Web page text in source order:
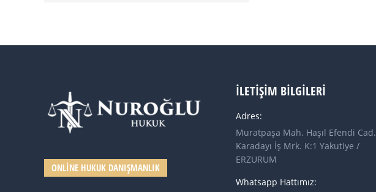
ONLINE HUKUK DANIŞMANLIK
İLETIŞIM BILGILERI
Adres:
Muratpaşa Mah. Haşıl Efendi Cad.
Karadayı İş Mrk. K:1 Yakutiye /
ERZURUM
Whatsapp Hattımız: